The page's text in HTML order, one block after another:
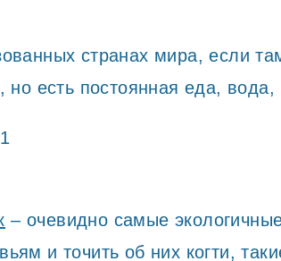
странах мира, если
есть постоянная еда,
– очевидно самые
и точить об них когти,